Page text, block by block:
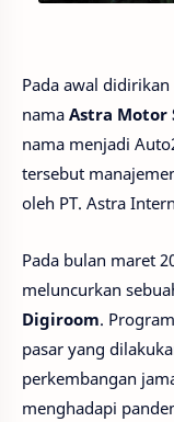
Pada awal
nama Astra Motor
nama menjadi
tersebut
oleh PT. Astra
Pada bulan maret
meluncurkan
Digiroom.
pasar yang
perkembangan
menghadapi